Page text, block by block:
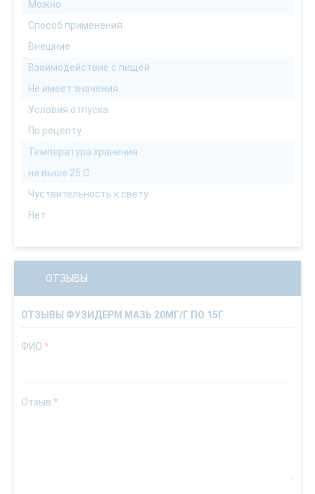
Можно
Способ применения
Внешние
Взаимодействие с пищей
Не имеет значения
Условия отпуска
По рецепту
Температура хранения
не выше 25 С
Чуствительность к свету
Нет
ОТЗЫВЫ
ОТЗЫВЫ ФУЗИДЕРМ МАЗЬ 20МГ/Г ПО 15Г
ФИО *
Отзыв *